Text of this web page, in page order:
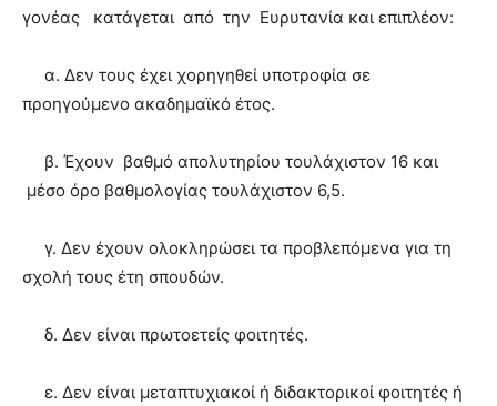
γονέας κατάγεται από την Ευρυτανία και επιπλέον:
α. Δεν τους έχει χορηγηθεί υποτροφία σε
προηγούμενο ακαδημαϊκό έτος.
β. Έχουν βαθμό απολυτηρίου τουλάχιστον 16 και
μέσο όρο βαθμολογίας τουλάχιστον 6,5.
γ. Δεν έχουν ολοκληρώσει τα προβλεπόμενα για τη
σχολή τους έτη σπουδών.
δ. Δεν είναι πρωτοετείς φοιτητές.
ε. Δεν είναι μεταπτυχιακοί ή διδακτορικοί φοιτητές ή